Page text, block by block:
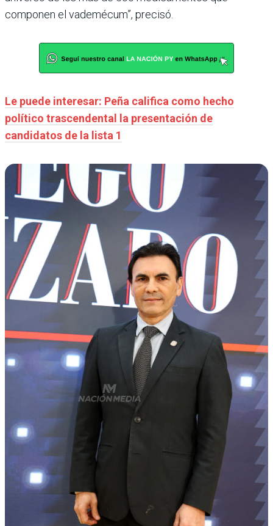
componen el vademécum”, precisó.
Le puede interesar: Peña califica como hecho
político trascendental la presentación de
candidatos de la lista 1